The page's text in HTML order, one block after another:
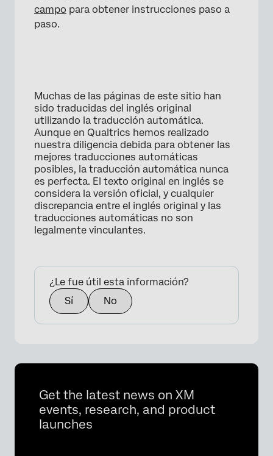
campo para obtener instrucciones paso a
paso.
Muchas de las páginas de este sitio han
sido traducidas del inglés original
utilizando la traducción automática.
Aunque en Qualtrics hemos realizado
nuestra diligencia debida para obtener las
mejores traducciones automáticas
posibles, la traducción automática nunca
es perfecta. El texto original en inglés se
considera la versión oficial, y cualquier
discrepancia entre el inglés original y las
traducciones automáticas no son
legalmente vinculantes.
¿Le fue útil esta información?
Sí
No
Get the latest news on XM
events, research, and product
launches